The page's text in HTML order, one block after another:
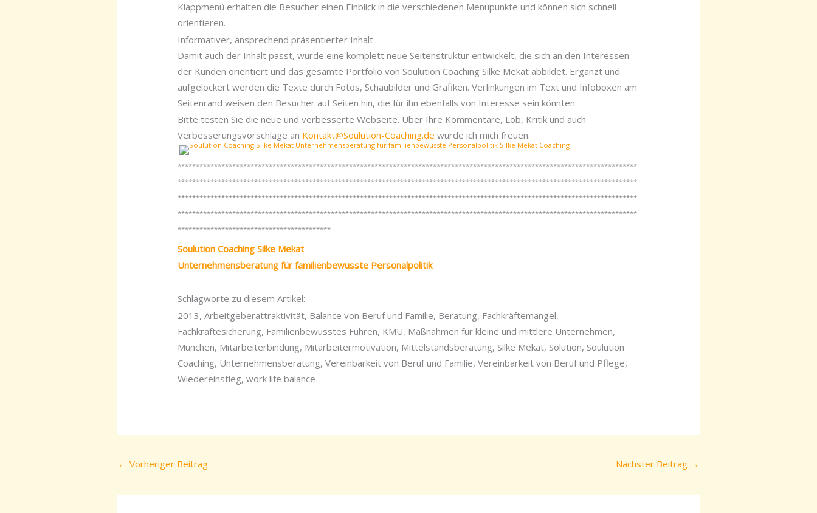
Klappmenü erhalten die Besucher einen Einblick in die verschiedenen Menüpunkte und können sich schnell
orientieren.
Informativer, ansprechend präsentierter Inhalt
Damit auch der Inhalt passt, wurde eine komplett neue Seitenstruktur entwickelt, die sich an den Interessen
der Kunden orientiert und das gesamte Portfolio von Soulution Coaching Silke Mekat abbildet. Ergänzt und
aufgelockert werden die Texte durch Fotos, Schaubilder und Grafiken. Verlinkungen im Text und Infoboxen am
Seitenrand weisen den Besucher auf Seiten hin, die für ihn ebenfalls von Interesse sein könnten.
Bitte testen Sie die neue und verbesserte Webseite. Über Ihre Kommentare, Lob, Kritik und auch
Verbesserungsvorschläge an Kontakt@Soulution-Coaching.de würde ich mich freuen.
******************************************************************************************************************************
******************************************************************************************************************************
******************************************************************************************************************************
******************************************************************************************************************************
******************************************
Soulution Coaching Silke Mekat
Unternehmensberatung für familienbewusste Personalpolitik
Schlagworte zu diesem Artikel:
2013, Arbeitgeberattraktivität, Balance von Beruf und Familie, Beratung, Fachkräftemangel,
Fachkräftesicherung, Familienbewusstes Führen, KMU, Maßnahmen für kleine und mittlere Unternehmen,
München, Mitarbeiterbindung, Mitarbeitermotivation, Mittelstandsberatung, Silke Mekat, Solution, Soulution
Coaching, Unternehmensberatung, Vereinbarkeit von Beruf und Familie, Vereinbarkeit von Beruf und Pflege,
Wiedereinstieg, work life balance
← Vorheriger Beitrag Nächster Beitrag →